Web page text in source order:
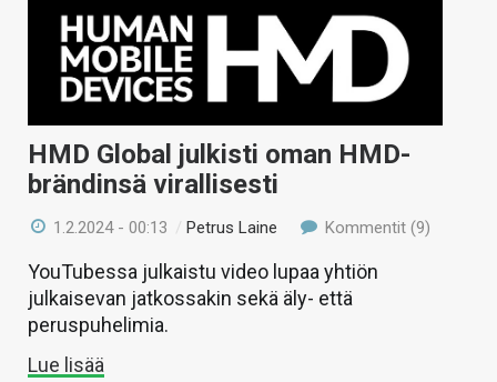
HMD Global julkisti oman HMD-
brändinsä virallisesti
1.2.2024 - 00:13 /Petrus Laine Kommentit (9)
YouTubessa julkaistu video lupaa yhtiön
julkaisevan jatkossakin sekä äly- että
peruspuhelimia.
Lue lisää